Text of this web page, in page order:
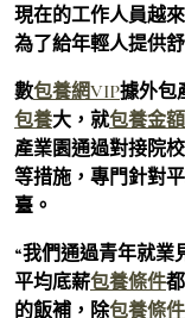
現在的工作人員越
為了給年輕人提供
數包養網VIP據外包
包養大，就包養金額
產業園通過對接院
等措施，專門針對
臺。
“我們通過青年就業
平均底薪包養條件
的飯補，除包養條件